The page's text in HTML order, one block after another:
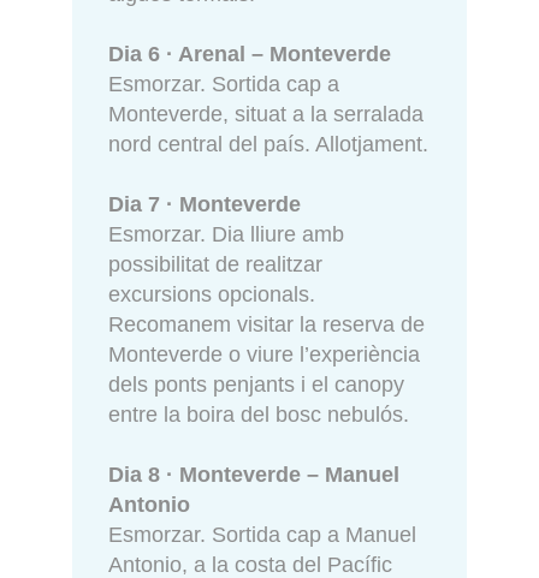
Dia 6 · Arenal – Monteverde
Esmorzar. Sortida cap a
Monteverde, situat a la serralada
nord central del país. Allotjament.
Dia 7 · Monteverde
Esmorzar. Dia lliure amb
possibilitat de realitzar
excursions opcionals.
Recomanem visitar la reserva de
Monteverde o viure l’experiència
dels ponts penjants i el canopy
entre la boira del bosc nebulós.
Dia 8 · Monteverde – Manuel
Antonio
Esmorzar. Sortida cap a Manuel
Antonio, a la costa del Pacífic